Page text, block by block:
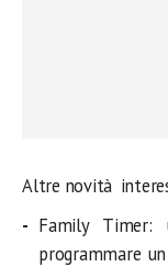
Altre novità
Family
programmare